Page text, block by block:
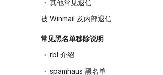
其他常见退信
被 Winmail 及内部退信
常见黑名单移除说明
rbl 介绍
spamhaus 黑名单